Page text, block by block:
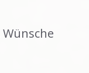
Wünsche